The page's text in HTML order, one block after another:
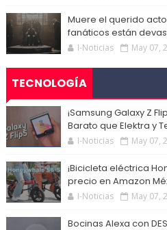
Muere el querido
fanáticos están
I-Noticias May 07,
TECNOLOGÍA
¡Samsung Galaxy Z
Barato que Elektra y
I-Noticias May 07,
¡Bicicleta eléctrica
precio en Amazon
I-Noticias May 07,
Bocinas Alexa con